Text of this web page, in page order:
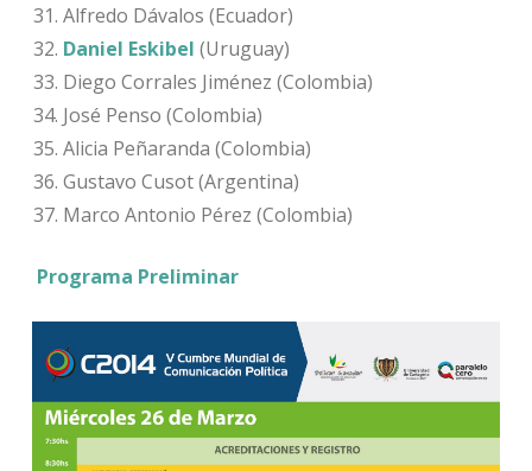
Alfredo Dávalos (Ecuador)
Daniel Eskibel (Uruguay)
Diego Corrales Jiménez (Colombia)
José Penso (Colombia)
Alicia Peñaranda (Colombia)
Gustavo Cusot (Argentina)
Marco Antonio Pérez (Colombia)
Programa Preliminar